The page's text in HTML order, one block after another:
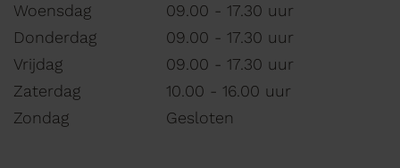
Woensdag
09.00 - 17.30 uur
Donderdag
09.00 - 17.30 uur
Vrijdag
09.00 - 17.30 uur
Zaterdag
10.00 - 16.00 uur
Zondag
Gesloten